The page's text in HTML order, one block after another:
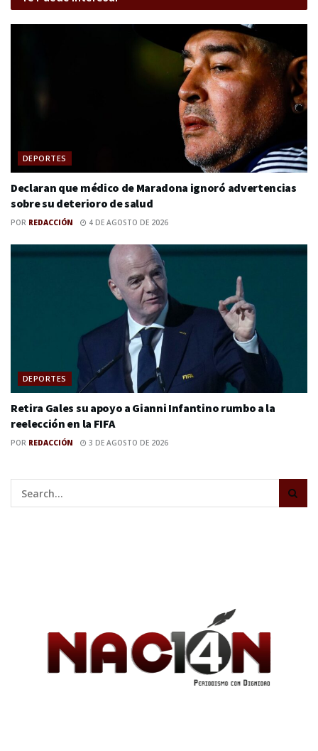
DEPORTES
Declaran que médico de Maradona ignoró advertencias
sobre su deterioro de salud
POR REDACCIÓN 4 DE AGOSTO DE 2026
DEPORTES
Retira Gales su apoyo a Gianni Infantino rumbo a la
reelección en la FIFA
POR REDACCIÓN 3 DE AGOSTO DE 2026